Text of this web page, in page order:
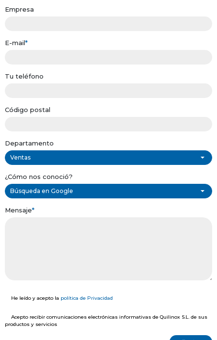
Empresa
E-mail*
Tu teléfono
Código postal
Departamento
Ventas
¿Cómo nos conoció?
Búsqueda en Google
Mensaje*
He leído y acepto la política de Privacidad
Acepto recibir comunicaciones electrónicas informativas de Quilinox S.L. de sus
productos y servicios